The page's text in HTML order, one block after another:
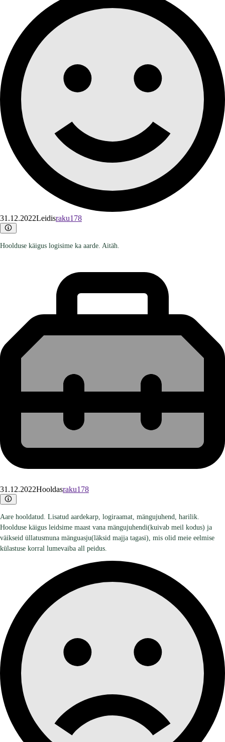
31.12.2022Leidisraku178
Hoolduse käigus logisime ka aarde. Aitäh.
31.12.2022Hooldasraku178
Aare hooldatud. Lisatud aardekarp, logiraamat, mängujuhend, harilik.
Hoolduse käigus leidsime maast vana mängujuhendi(kuivab meil kodus) ja
väikseid üllatusmuna mänguasju(läksid majja tagasi), mis olid meie eelmise
külastuse korral lumevaiba all peidus.